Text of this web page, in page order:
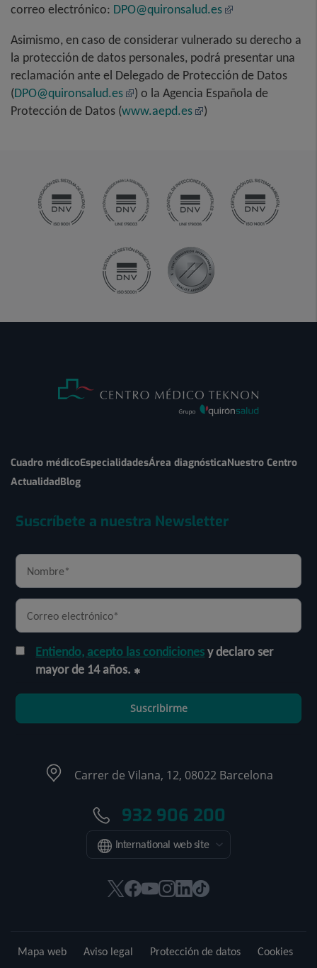
correo electrónico: DPO@quironsalud.es
Asimismo, en caso de considerar vulnerado su derecho a
la protección de datos personales, podrá presentar una
reclamación ante el Delegado de Protección de Datos
(DPO@quironsalud.es
) o la Agencia Española de
Protección de Datos (www.aepd.es )
Cuadro médicoEspecialidadesÁrea diagnósticaNuestro Centro
ActualidadBlog
Suscríbete a nuestra Newsletter
Entiendo, acepto las condicionesy declaro ser
mayor de 14 años.
Suscribirme
Carrer de Vilana, 12, 08022 Barcelona
932 906 200
International web site
Este
en
Este
en
Este
en
Este
en
Este
en
Enlace
externa.
Mapa web Aviso legal Protección de datos Cookies